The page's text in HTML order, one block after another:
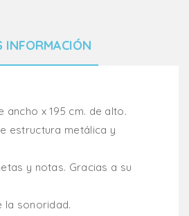
INFORMACIÓN
ancho x 195 cm. de alto.
estructura metálica y
y notas. Gracias a su
la sonoridad.